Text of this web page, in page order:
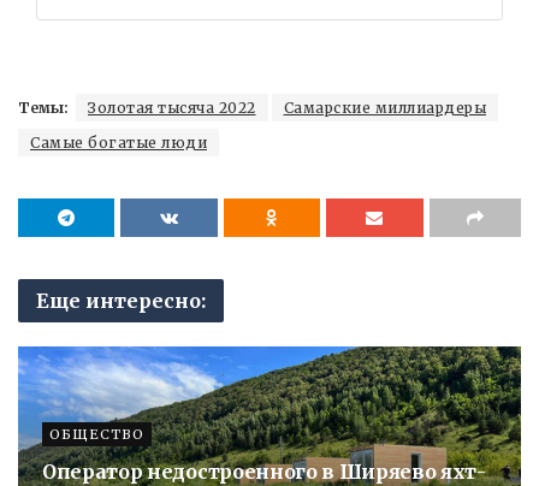
Темы: Золотая тысяча 2022
Самарские миллиардеры
Самые богатые люди
Еще интересно:
ОБЩЕСТВО
Оператор недостроенного в Ширяево яхт-